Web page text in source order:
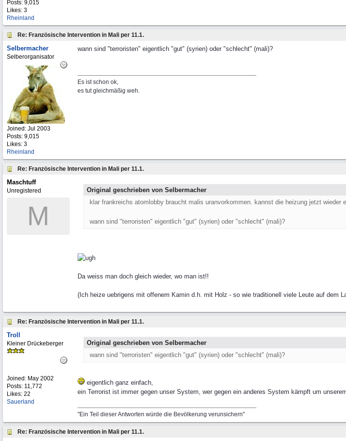
Posts: 9,015
Likes: 3
Rheinland
Re: Französische Intervention in Mali per 11.1.
Selbermacher
Selberorganisator
Joined: Jul 2003
Posts: 9,015
Likes: 3
Rheinland
wann sind "terroristen" eigentlich "gut" (syrien) oder "schlecht" (mali)?
Es ist schon ok,
es tut gleichmäßig weh.
Re: Französische Intervention in Mali per 11.1.
Maschtuff
Unregistered
M
Original geschrieben von Selbermacher
klar frankreichs atomlobby braucht malis uranvorkommen. kannst die heizung jetzt wieder
wann sind "terroristen" eigentlich "gut" (syrien) oder "schlecht" (mali)?
Da weiss man doch gleich wieder, wo man ist!!
(Ich heize uebrigens mit offenem Kamin d.h. mit Holz - so wie traditionell viele Leute auf dem
Re: Französische Intervention in Mali per 11.1.
Troll
Kleiner Drückeberger
Joined: May 2002
Posts: 11,772
Likes: 22
Sauerland
Original geschrieben von Selbermacher
wann sind "terroristen" eigentlich "gut" (syrien) oder "schlecht" (mali)?
eigentlich ganz einfach,
ein Terrorist ist immer gegen unser System, wer gegen ein anderes System kämpft um
"Ein Teil dieser Antworten würde die Bevölkerung verunsichern"
Re: Französische Intervention in Mali per 11.1.